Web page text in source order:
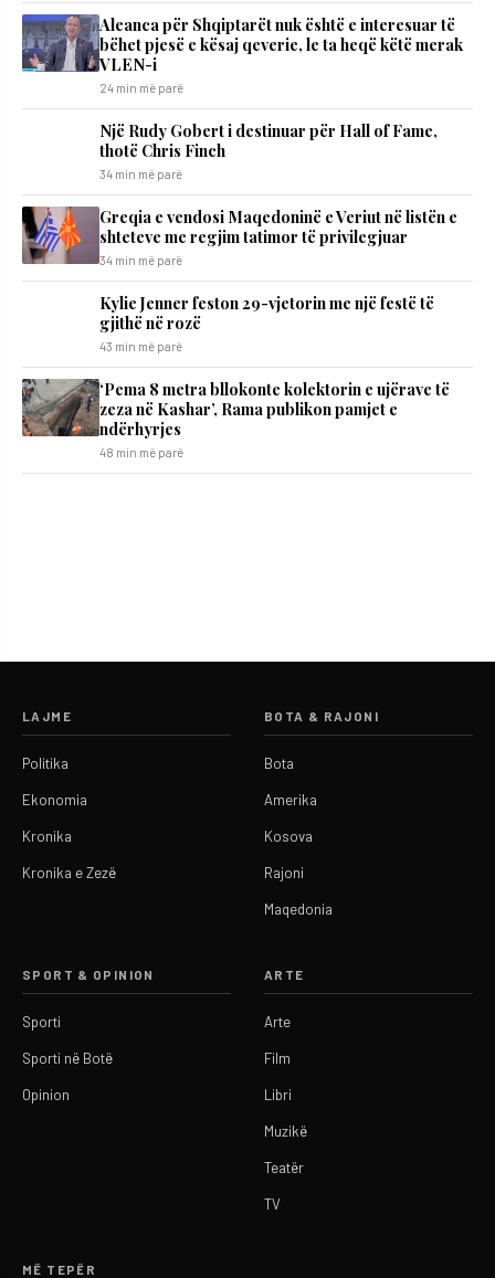
Aleanca për Shqiptarët nuk është e interesuar të
bëhet pjesë e kësaj qeverie, le ta heqë këtë merak
VLEN-i
24 min më parë
Një Rudy Gobert i destinuar për Hall of Fame,
thotë Chris Finch
34 min më parë
Greqia e vendosi Maqedoninë e Veriut në listën e
shteteve me regjim tatimor të privilegjuar
34 min më parë
Kylie Jenner feston 29-vjetorin me një festë të
gjithë në rozë
43 min më parë
‘Pema 8 metra bllokonte kolektorin e ujërave të
zeza në Kashar’, Rama publikon pamjet e
ndërhyrjes
48 min më parë
LAJME
Politika
Ekonomia
Kronika
Kronika e Zezë
BOTA & RAJONI
Bota
Amerika
Kosova
Rajoni
Maqedonia
SPORT & OPINION
Sporti
Sporti në Botë
Opinion
ARTE
Arte
Film
Libri
Muzikë
Teatër
TV
MË TEPËR